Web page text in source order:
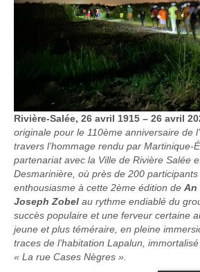
Rivière-Salée, 26 avril 1915 – 26 avril
originale pour le 110ème anniversaire de
travers l’hommage rendu par Martinique-
partenariat avec la Ville de Rivière Salée
Desmarinière, où près de 200
enthousiasme à cette 2ème édition de An
Joseph Zobel au rythme endiablé du
succès populaire et une ferveur certaine
jeune et plus téméraire, en pleine
traces de l’habitation Lapalun,
« La rue Cases Nègres ».